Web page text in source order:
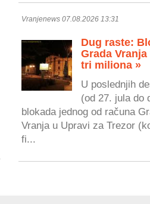
Vranjenews 07.08.2026 13:31
Dug raste:
Grada Vranja
tri miliona »
U poslednjih
(od 27. jula do
blokada jednog od računa
Vranja u Upravi za Trezor
fi...